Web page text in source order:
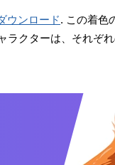
ウンロード. この着色
ラクターは、それぞ